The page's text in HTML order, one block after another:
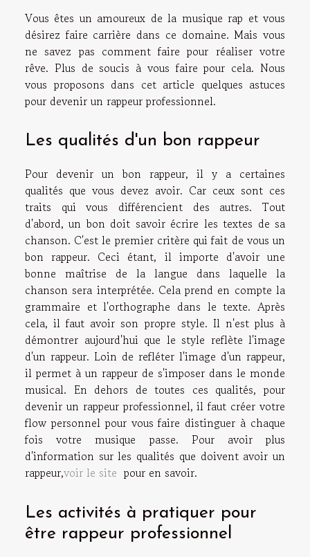
Vous êtes un amoureux de la musique rap et vous
désirez faire carrière dans ce domaine. Mais vous
ne savez pas comment faire pour réaliser votre
rêve. Plus de soucis à vous faire pour cela. Nous
vous proposons dans cet article quelques astuces
pour devenir un rappeur professionnel.
Les qualités d'un bon rappeur
Pour devenir un bon rappeur, il y a certaines
qualités que vous devez avoir. Car ceux sont ces
traits qui vous différencient des autres. Tout
d'abord, un bon doit savoir écrire les textes de sa
chanson. C'est le premier critère qui fait de vous un
bon rappeur. Ceci étant, il importe d'avoir une
bonne maîtrise de la langue dans laquelle la
chanson sera interprétée. Cela prend en compte la
grammaire et l'orthographe dans le texte. Après
cela, il faut avoir son propre style. Il n'est plus à
démontrer aujourd'hui que le style reflète l'image
d'un rappeur. Loin de refléter l'image d'un rappeur,
il permet à un rappeur de s'imposer dans le monde
musical. En dehors de toutes ces qualités, pour
devenir un rappeur professionnel, il faut créer votre
flow personnel pour vous faire distinguer à chaque
fois votre musique passe. Pour avoir plus
d'information sur les qualités que doivent avoir un
rappeur,voir le site pour en savoir.
Les activités à pratiquer pour
être rappeur professionnel